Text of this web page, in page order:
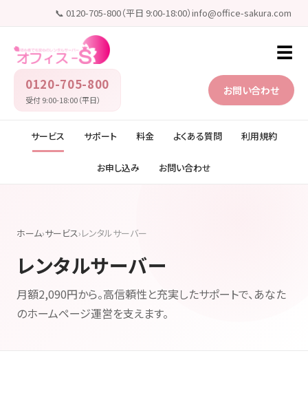
📞 0120-705-800（平日 9:00-18:00）info@office-sakura.com
0120-705-800
受付 9:00-18:00（平日）
お問い合わせ
☰
サービス サポート 料金 よくある質問 利用規約
お申し込み お問い合わせ
ホーム›サービス›レンタルサーバー
レンタルサーバー
月額2,090円から。高信頼性と充実したサポートで、あなた
のホームページ運営を支えます。